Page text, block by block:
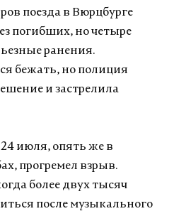
поезда в Вюрцбурге
погибших, но четыре
ранения.
бежать, но полиция
и застрелила
июля, опять же в
прогремел взрыв.
более двух тысяч
после музыкального